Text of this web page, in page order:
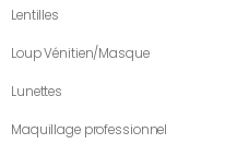
Lentilles
Loup Vénitien/Masque
Lunettes
Maquillage professionnel